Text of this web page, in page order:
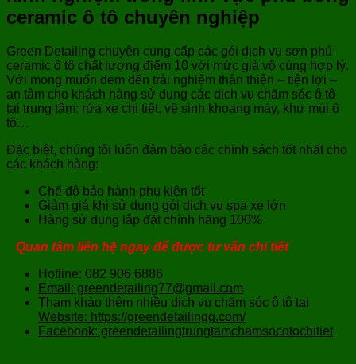
ceramic ô tô chuyên nghiệp
Green Detailing chuyên cung cấp các gói dịch vụ sơn phủ
ceramic ô tô chất lượng điểm 10 với mức giá vô cùng hợp lý.
Với mong muốn đem đến trải nghiệm thân thiện – tiện lợi –
an tâm cho khách hàng sử dụng các dịch vụ chăm sóc ô tô
tại trung tâm: rửa xe chi tiết, vệ sinh khoang máy, khử mùi ô
tô…
Đặc biệt, chúng tôi luôn đảm bảo các chính sách tốt nhất cho
các khách hàng:
Chế độ bảo hành phụ kiện tốt
Giảm giá khi sử dụng gói dịch vụ spa xe lớn
Hàng sử dụng lắp đặt chính hãng 100%
Quan tâm liên hệ ngay để được tư vấn chi tiết
Hotline: 082 906 6886
Email: greendetailing77@gmail.com
Tham khảo thêm nhiều dịch vụ chăm sóc ô tô tại
Website: https://greendetailingg.com/
Facebook: greendetailingtrungtamchamsocotochitiet